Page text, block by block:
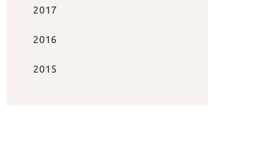
2017
2016
2015